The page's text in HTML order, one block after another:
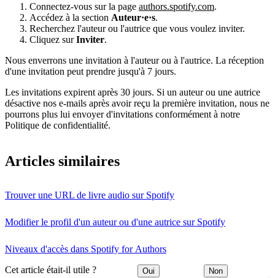
Connectez-vous sur la page authors.spotify.com.
Accédez à la section Auteur·e·s.
Recherchez l'auteur ou l'autrice que vous voulez inviter.
Cliquez surInviter.
Nous enverrons une invitation à l'auteur ou à l'autrice. La réception
d'une invitation peut prendre jusqu'à 7 jours.
Les invitations expirent après 30 jours. Si un auteur ou une autrice
désactive nos e-mails après avoir reçu la première invitation, nous ne
pourrons plus lui envoyer d'invitations conformément à notre
Politique de confidentialité.
Articles similaires
Trouver une URL de livre audio sur Spotify
Modifier le profil d'un auteur ou d'une autrice sur Spotify
Niveaux d'accès dans Spotify for Authors
Cet article était-il utile ? Oui Non